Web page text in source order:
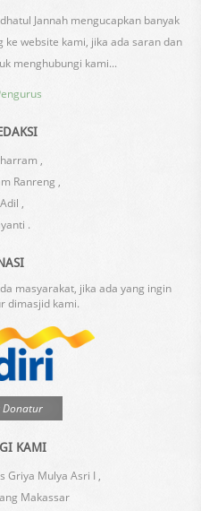
Jannah mengucapkan banyak
website kami, jika ada saran dan
menghubungi kami...
,
Ranreng ,
,
.
masyarakat, jika ada yang ingin
dimasjid kami.
KAMI
Griya Mulya Asri I ,
Makassar